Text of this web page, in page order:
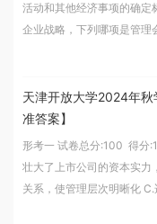
活动和其他经济事项的确定
企业战略，下列哪项是管理
天津开放大学2024年
准答案】
形考一 试卷总分:100 得分
壮大了上市公司的资本实力
关系，使管理层次明晰化